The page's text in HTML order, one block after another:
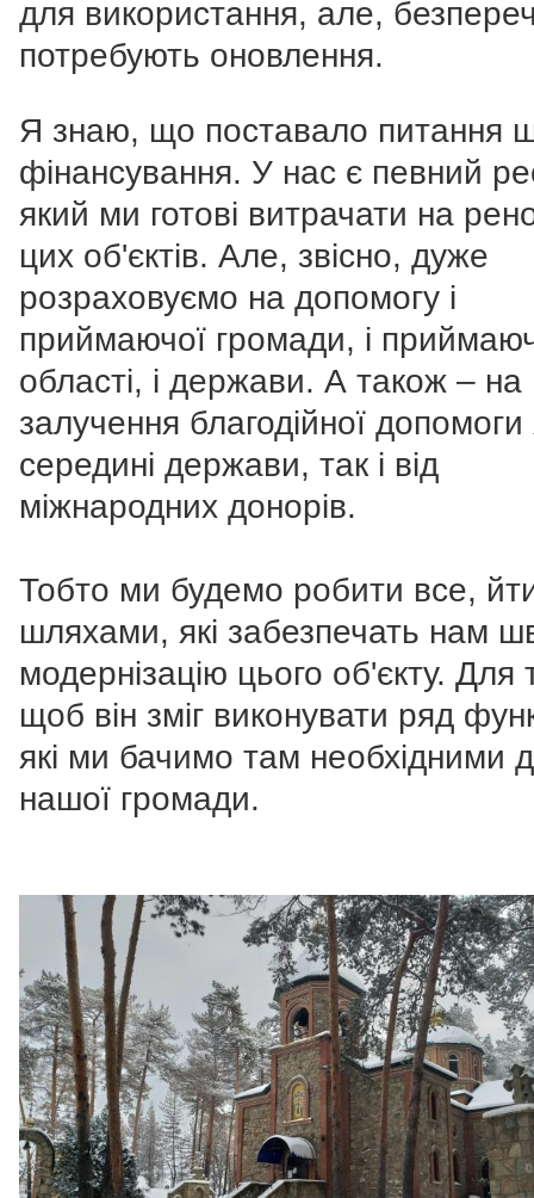
для використання, але,
потребують оновлення.
Я знаю, що поставало питання
фінансування. У нас є певний
який ми готові витрачати на
цих об'єктів. Але, звісно, дуже
розраховуємо на допомогу і
приймаючої громади, і
області, і держави. А також – на
залучення благодійної допомоги
середині держави, так і від
міжнародних донорів.
Тобто ми будемо робити все,
шляхами, які забезпечать нам
модернізацію цього об'єкту. Для
щоб він зміг виконувати ряд
які ми бачимо там необхідними
нашої громади.